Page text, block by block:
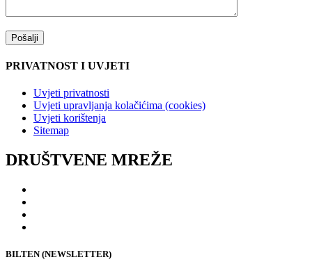
PRIVATNOST I UVJETI
Uvjeti privatnosti
Uvjeti upravljanja kolačićima (cookies)
Uvjeti korištenja
Sitemap
DRUŠTVENE MREŽE
BILTEN (NEWSLETTER)